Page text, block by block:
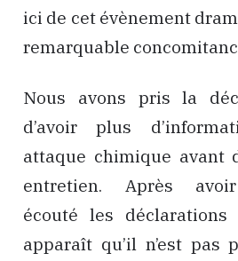
ici de cet évènement
remarquable
Nous avons pris la
d’avoir plus
attaque chimique avant
entretien. Après
écouté les
apparaît qu’il n’est pas